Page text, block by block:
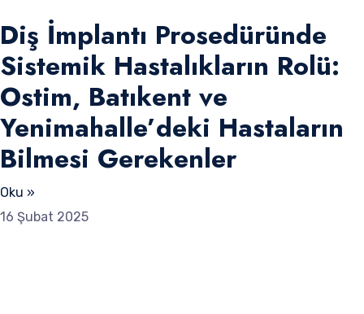
Diş İmplantı Prosedüründe
Sistemik Hastalıkların Rolü:
Ostim, Batıkent ve
Yenimahalle’deki Hastaların
Bilmesi Gerekenler
Oku »
16 Şubat 2025